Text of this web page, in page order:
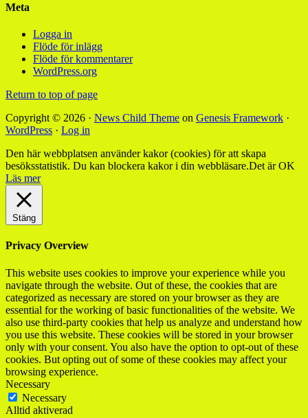
Meta
Logga in
Flöde för inlägg
Flöde för kommentarer
WordPress.org
Return to top of page
Copyright © 2026 · News Child Theme on Genesis Framework ·
WordPress · Log in
Den här webbplatsen använder kakor (cookies) för att skapa
besöksstatistik. Du kan blockera kakor i din webbläsare.Det är OK
Läs mer
Stäng
Privacy Overview
This website uses cookies to improve your experience while you
navigate through the website. Out of these, the cookies that are
categorized as necessary are stored on your browser as they are
essential for the working of basic functionalities of the website. We
also use third-party cookies that help us analyze and understand how
you use this website. These cookies will be stored in your browser
only with your consent. You also have the option to opt-out of these
cookies. But opting out of some of these cookies may affect your
browsing experience.
Necessary
Necessary
Alltid aktiverad